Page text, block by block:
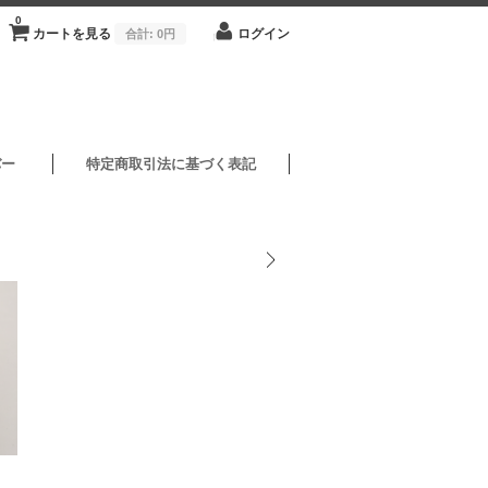
カートを見る
0
合計: 0円 ログイン
特定商取引法に基づく表記